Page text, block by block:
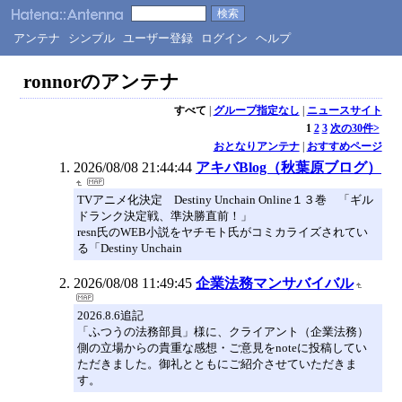
アンテナ シンプル ユーザー登録 ログイン ヘルプ
ronnorのアンテナ
すべて | グループ指定なし | ニュースサイト
1 2 3 次の30件>
おとなりアンテナ| おすすめページ
2026/08/08 21:44:44 アキバBlog（秋葉原ブログ）
TVアニメ化決定 Destiny Unchain Online１３巻 「ギル
ドランク決定戦、準決勝直前！」
resn氏のWEB小説をヤチモト氏がコミカライズされてい
る「Destiny Unchain
2026/08/08 11:49:45 企業法務マンサバイバル
2026.8.6追記
「ふつうの法務部員」様に、クライアント（企業法務）
側の立場からの貴重な感想・ご意見をnoteに投稿してい
ただきました。御礼とともにご紹介させていただきま
す。